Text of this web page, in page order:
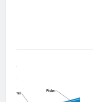
google.com